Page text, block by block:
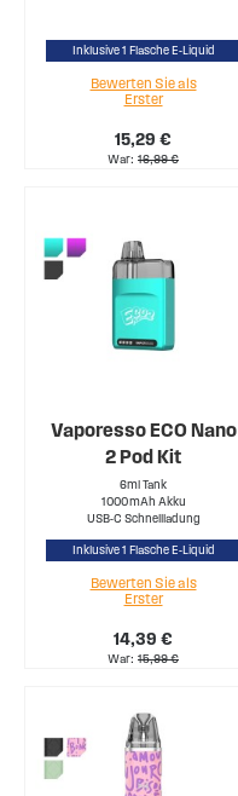
Inklusive 1 Flasche E-Liquid
15,29 €
War 16,99 €
Bewerten Sie als
Erster
Vaporesso ECO Nano
2 Pod Kit
6ml Tank
1000 mAh Akku
USB-C Schnellladung
Inklusive 1 Flasche E-Liquid
14,39 €
War 15,99 €
Bewerten Sie als
Erster